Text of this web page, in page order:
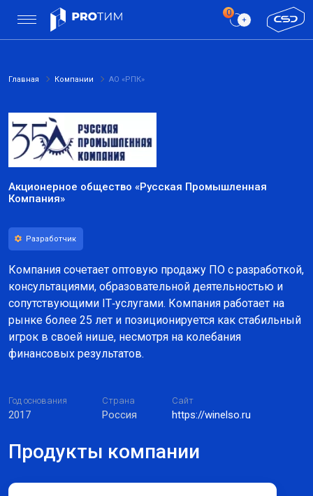
Главная Компании АО «РПК»
Акционерное общество «Русская Промышленная
Компания»
Разработчик
Компания сочетает оптовую продажу ПО с разработкой,
консультациями, образовательной деятельностью и
сопутствующими IT‑услугами. Компания работает на
рынке более 25 лет и позиционируется как стабильный
игрок в своей нише, несмотря на колебания
финансовых результатов.
Год основания
2017
Страна
Россия
Сайт
https://winelso.ru
Продукты компании